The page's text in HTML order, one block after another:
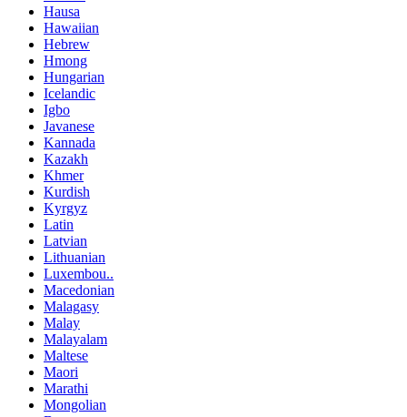
Hausa
Hawaiian
Hebrew
Hmong
Hungarian
Icelandic
Igbo
Javanese
Kannada
Kazakh
Khmer
Kurdish
Kyrgyz
Latin
Latvian
Lithuanian
Luxembou..
Macedonian
Malagasy
Malay
Malayalam
Maltese
Maori
Marathi
Mongolian